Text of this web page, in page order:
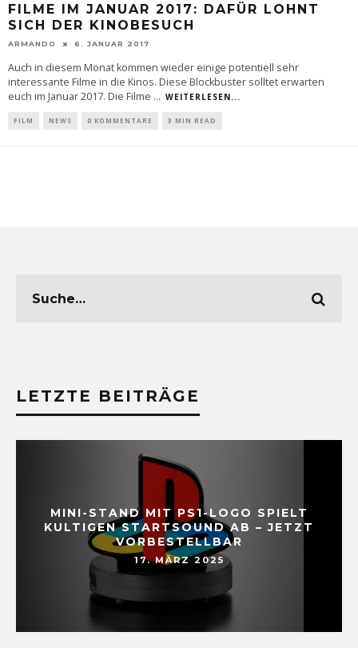
FILME IM JANUAR 2017: DAFÜR LOHNT
SICH DER KINOBESUCH
ARMANDO 6. JANUAR 2017
Auch in diesem Monat kommen wieder einige potentiell sehr
interessante Filme in die Kinos. Diese Blockbuster solltet erwarten
euch im Januar 2017. Die Filme ... WEITERLESEN...
FILM NEWS 0 KOMMENTARE 3 MIN READ
LETZTE BEITRÄGE
MINI-STAND MIT PS1-LOGO SPIELT
KULTIGEN STARTSOUND AB – JETZT
VORBESTELLBAR
17. MÄRZ 2025